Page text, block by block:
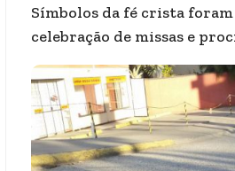
Símbolos da fé crista
celebração de missas e